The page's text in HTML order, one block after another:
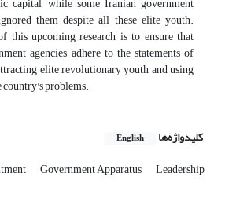
them despite all these elite youth.
this upcoming research is to ensure that
agencies adhere to the statements of
elite revolutionary youth and using
country's problems.
کلیدواژه‌ها English
Government Apparatus Leadership